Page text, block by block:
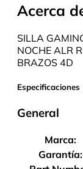
Acerca
SILLA
NOCHE ALR
BRAZOS 4D
Especificaciones
General
Marca:
Garantía: